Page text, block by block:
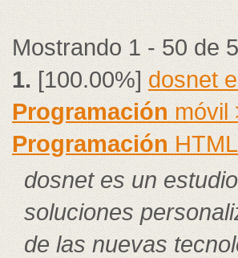
Mostrando 1 - 50 de
1. [100.00%]dosnet
Programación móvil
Programación
dosnet es un
soluciones
de las nuevas